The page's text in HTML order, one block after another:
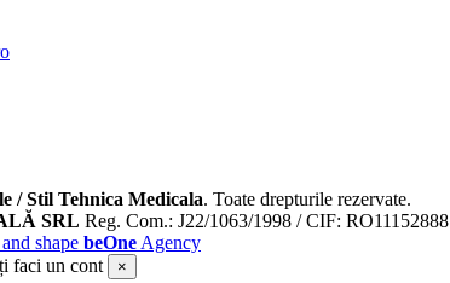
/ Stil Tehnica Medicala. Toate drepturile rezervate.
SRL Reg. Com.: J22/1063/1998 / CIF: RO11152888
shape beOne Agency
faci un cont
×